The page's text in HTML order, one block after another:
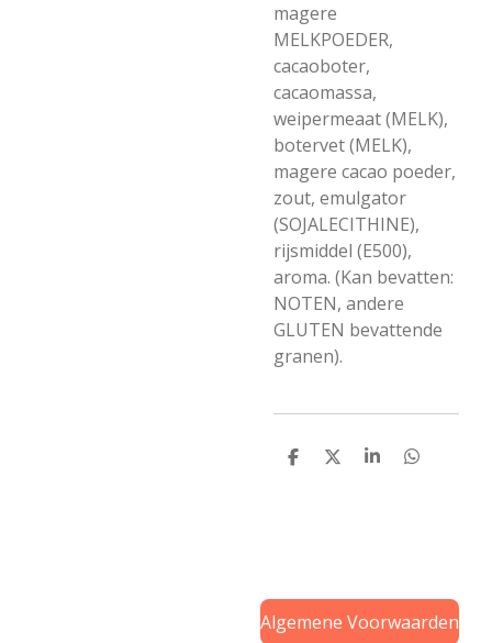
magere
MELKPOEDER,
cacaoboter,
cacaomassa,
weipermeaat (MELK),
botervet (MELK),
magere cacao poeder,
zout, emulgator
(SOJALECITHINE),
rijsmiddel (E500),
aroma. (Kan bevatten:
NOTEN, andere
GLUTEN bevattende
granen).
D
D
S
D
Algemene Voorwaarden